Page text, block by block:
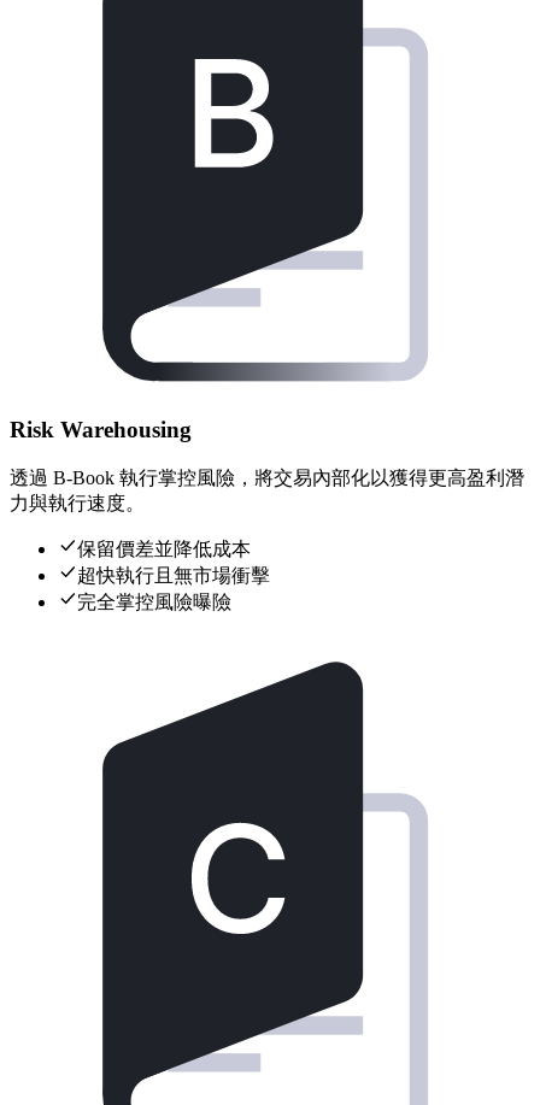
Risk Warehousing
透過 B-Book 執行掌控風險，將交易內部化以獲得更高盈利潛
力與執行速度。
保留價差並降低成本
超快執行且無市場衝擊
完全掌控風險曝險